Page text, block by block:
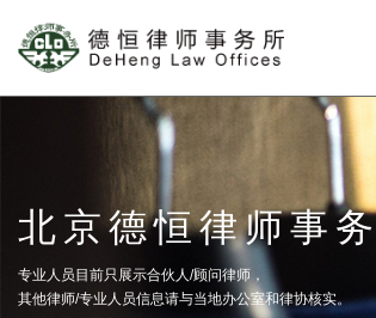
北京德恒律师事
专业人员目前只展示合伙人/顾问律师，
其他律师/专业人员信息请与当地办公室和律协核实。